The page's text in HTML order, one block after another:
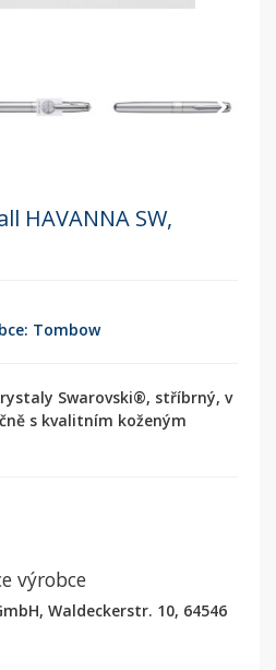
HAVANNA SW,
Tombow
Swarovski®, stříbrný, v
s kvalitním koženým
výrobce
Waldeckerstr. 10, 64546